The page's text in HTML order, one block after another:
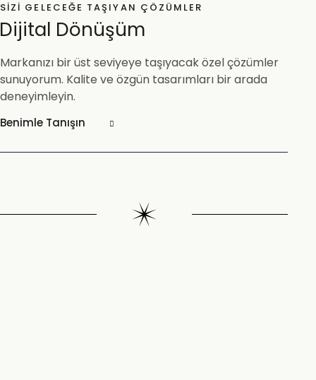
SIZI GELECEĞE TAŞIYAN ÇÖZÜMLER
Dijital Dönüşüm
Markanızı bir üst seviyeye taşıyacak özel çözümler
sunuyorum. Kalite ve özgün tasarımları bir arada
deneyimleyin.
Benimle Tanışın